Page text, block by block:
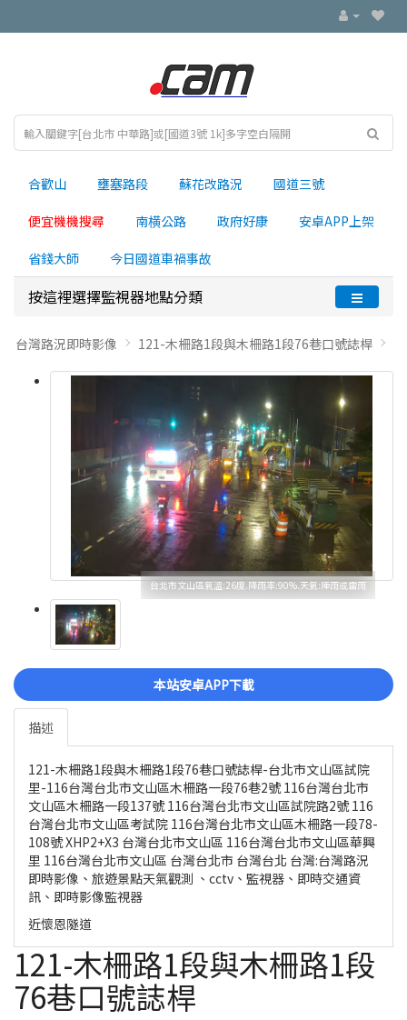
合歡山 壅塞路段 蘇花改路況 國道三號
便宜機機搜尋 南横公路 政府好康 安卓APP上架
省錢大師 今日國道車禍事故
按這裡選擇監視器地點分類
台灣路況即時影像 121-木柵路1段與木柵路1段76巷口號誌桿
台北市文山區氣溫:26度.降雨率:90%.天氣:陣雨或雷雨
本站安卓APP下載
描述
121-木柵路1段與木柵路1段76巷口號誌桿-台北市文山區試院
里-116台灣台北市文山區木柵路一段76巷2號 116台灣台北市
文山區木柵路一段137號 116台灣台北市文山區試院路2號 116
台灣台北市文山區考試院 116台灣台北市文山區木柵路一段78-
108號 XHP2+X3 台灣台北市文山區 116台灣台北市文山區華興
里 116台灣台北市文山區 台灣台北市 台灣台北 台灣:台灣路況
即時影像、旅遊景點天氣觀測 、cctv、監視器、即時交通資
訊、即時影像監視器
近懷恩隧道
121-木柵路1段與木柵路1段
76巷口號誌桿